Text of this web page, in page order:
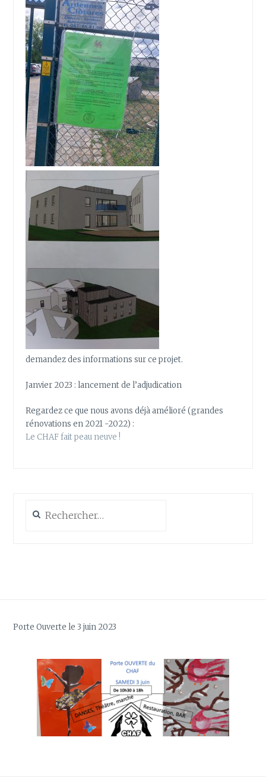
demandez des informations sur ce projet.
Janvier 2023 : lancement de l’adjudication
Regardez ce que nous avons déjà amélioré (grandes
rénovations en 2021 -2022) :
Le CHAF fait peau neuve !
Porte Ouverte le 3 juin 2023